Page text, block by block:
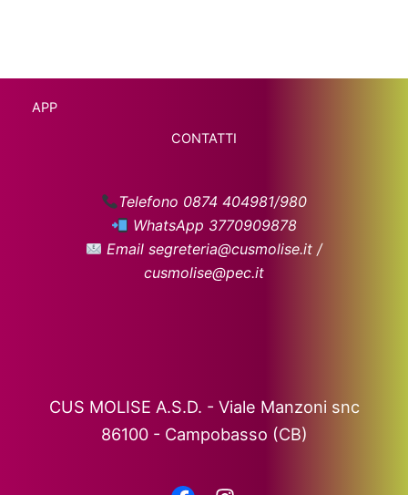
APP
CONTATTI
Telefono 0874 404981/980
WhatsApp 3770909878
Email segreteria@cusmolise.it /
cusmolise@pec.it
CUS MOLISE A.S.D. - Viale Manzoni snc
86100 - Campobasso (CB)